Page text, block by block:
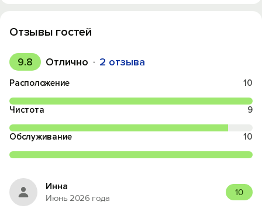
Отзывы гостей
9.8 Отлично 2 отзыва
Расположение 10
Чистота 9
Обслуживание 10
Инна
Июнь 2026 года
10